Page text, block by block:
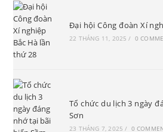
Đại hội Công đoàn Xí
22 THÁNG 11, 2025 / 0
Tổ chức du lịch 3 ngày
Sơn
23 THÁNG 7, 2025 / 0